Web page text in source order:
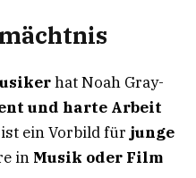
hat Noah Gray-
und harte Arbeit
ein Vorbild für junge
in Musik oder Film